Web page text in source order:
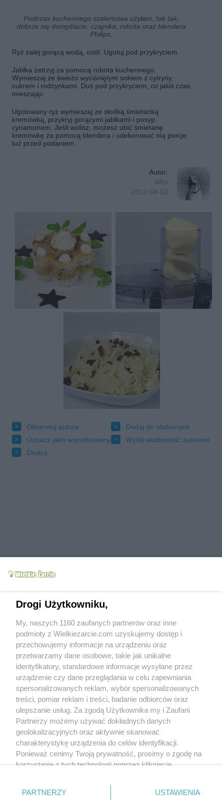
Podczas kuchennego szaleństwa użyłam, tak tak,
dobrze się domyślacie: czajnika, robota oraz blendera
Philips.
Ryż zalej gorącą wodą, osól. Ugotuj pod przykryciem.
Jabłka zetrzyj za pomocą robota kuchennego.
Wymieszaj ze świeżo wyciśniętym sokiem z cytryny,
cukrem i rodzynkami. Duś pod przykryciem, co jakiś czas
mieszając.
Ugotowany ryż wymieszaj ze słodką śmietanką
kremówką, przykryj gorącymi jabłkami i posyp
cynamonem. Jeśli wolisz, możesz ubić śmietanę
kremówkę za pomocą blendera i udekorować nią porcje
tuż przed podaniem.
Autor:
Wkn
2012-04-03
Obserwuj autora
Dodaj do ulubionych
Oznacz jako wypróbowany
Wyślij wiadomość autorowi
Drukuj
Tagi:
bita śmietana blender
na słodko
obiad philips robot
rodzynki
ryż
śmietana kremówka więcej tagów
Zobacz wszystkie komentarze (
agulinia (2012-04-03 12:06)
Wyśmienite danie polecam, muszę
spróbować z tą bitą śmietaną, pewnie będzie
jeszcze lepsze :-)
Wkn (2012-04-03 12:08)
U mnie to kwestia humoru w danym dniu -
czasem nie mogę się obejść bez bitej
śmietany dodanej do ryżu z jabłkami, innym
razem danie bardziej mi smakuje, jeśli z niej
zrezygnuję :)
Drogi Użytkowniku,
My, naszych 1160 zaufanych partnerów oraz inne
podmioty z Wielkiezarcie.com uzyskujemy dostęp i
przechowujemy informacje na urządzeniu oraz
przetwarzamy dane osobowe, takie jak unikalne
identyfikatory, standardowe informacje wysyłane przez
urządzenie czy dane przeglądania w celu zapewniania
spersonalizowanych reklam, wybór spersonalizowanych
treści, pomiar reklam i treści, badanie odbiorców oraz
ulepszanie usług. Za zgodą Użytkownika my i Zaufani
Partnerzy możemy używać dokładnych danych
geolokalizacyjnych oraz aktywnie skanować
charakterystykę urządzenia do celów identyfikacji.
Ponieważ cenimy Twoją prywatność, prosimy o zgodę na
korzystanie z tych technologii poprzez kliknięcie
zmienić/wycofać klikając przycisk ustawień prywatności
PARTNERZY USTAWIENIA